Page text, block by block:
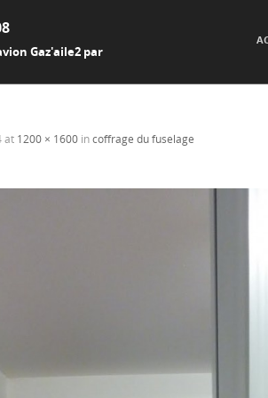
Gaz'aile2 par
at 1200 × 1600 incoffrage du fuselage